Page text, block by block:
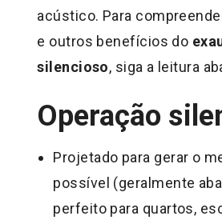
acústico. Para
e outros benefícios do
silencioso, siga a leitura
Operação
Projetado para gerar o
possível (geralmente
perfeito para quartos,